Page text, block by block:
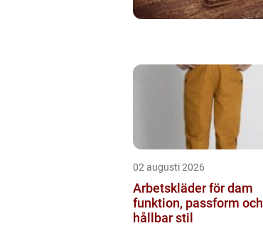
02 augusti 2026
Arbetskläder för dam
funktion, passform och
hållbar stil